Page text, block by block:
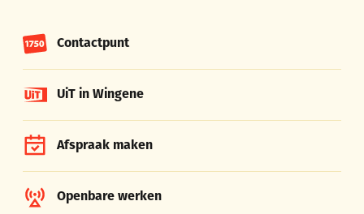
Contactpunt
UiT in Wingene
Afspraak maken
Openbare werken